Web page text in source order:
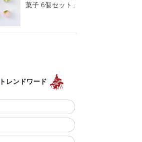
菓子 6個セット」
トレンドワード